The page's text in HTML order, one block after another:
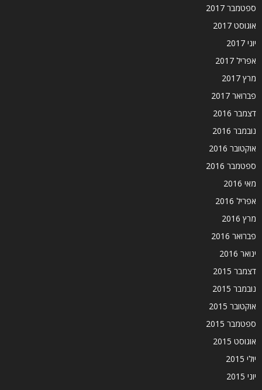
ספטמבר 2017
אוגוסט 2017
יוני 2017
אפריל 2017
מרץ 2017
פברואר 2017
דצמבר 2016
נובמבר 2016
אוקטובר 2016
ספטמבר 2016
מאי 2016
אפריל 2016
מרץ 2016
פברואר 2016
ינואר 2016
דצמבר 2015
נובמבר 2015
אוקטובר 2015
ספטמבר 2015
אוגוסט 2015
יולי 2015
יוני 2015